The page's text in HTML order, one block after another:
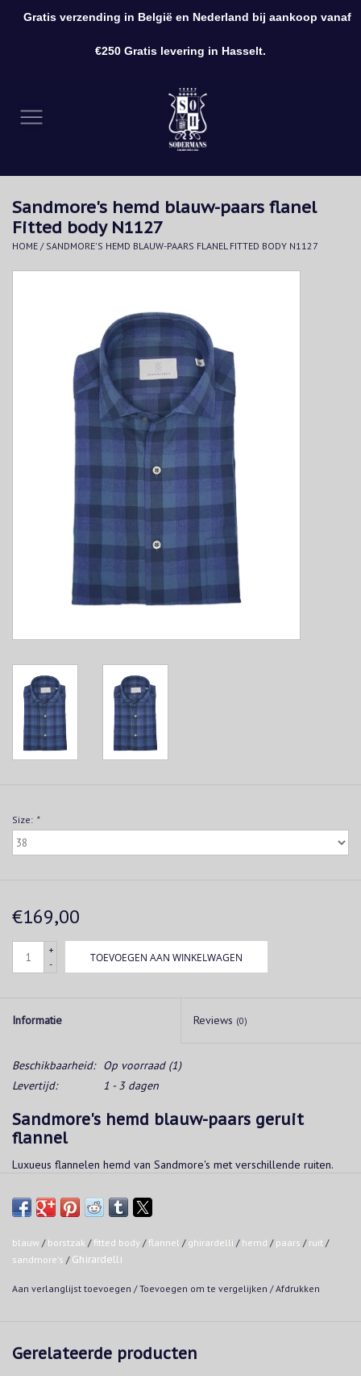
Kleding
Accessoires
Sandmore's hemd blauw-paars flanel
Fitted body N1127
HOME / SANDMORE'S HEMD BLAUW-PAARS FLANEL FITTED BODY N1127
Size: *
€169,00
+
-
TOEVOEGEN AAN WINKELWAGEN
Informatie Reviews (0)
Beschikbaarheid: Op voorraad(1)
Levertijd:
1 - 3 dagen
Sandmore's hemd blauw-paars geruit
flannel
Luxueus flannelen hemd van Sandmore's met verschillende ruiten.
Kwaliteit:
100% katoen
Wasvoorschrift:
blauw / borstzak /fitted body /flannel / ghirardelli / hemd / paars / ruit /
sandmore's / Ghirardelli
Aan verlanglijst toevoegen /Toevoegen om te vergelijken /Afdrukken
Gerelateerde producten
Gratis verzending in België en Nederland bij aankoop vanaf
€250 Gratis levering in Hasselt.